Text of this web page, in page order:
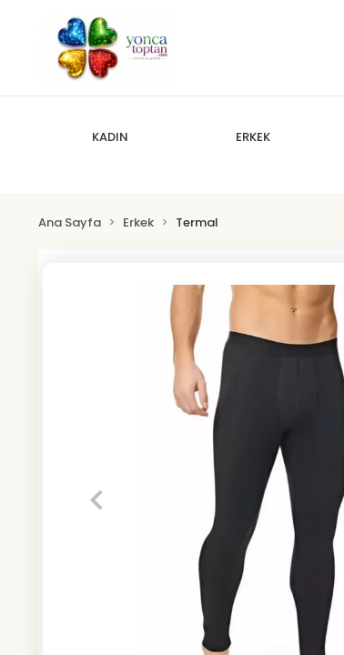
KADIN ERKEK
Ana Sayfa Erkek Termal